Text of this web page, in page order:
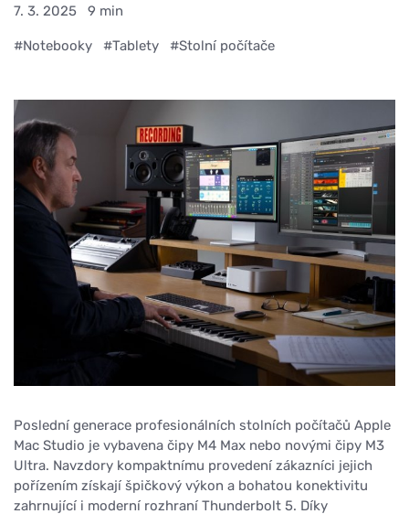
7. 3. 2025
9 min
#Notebooky #Tablety #Stolní počítače
Poslední generace profesionálních stolních počítačů Apple
Mac Studio je vybavena čipy M4 Max nebo novými čipy M3
Ultra. Navzdory kompaktnímu provedení zákazníci jejich
pořízením získají špičkový výkon a bohatou konektivitu
zahrnující i moderní rozhraní Thunderbolt 5. Díky